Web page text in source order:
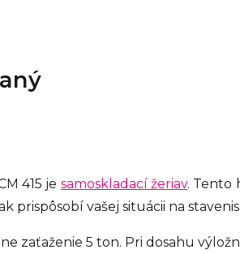
415 je samoskladací žeriav. Tento
prispôsobí vašej situácii na
zaťaženie 5 ton. Pri dosahu